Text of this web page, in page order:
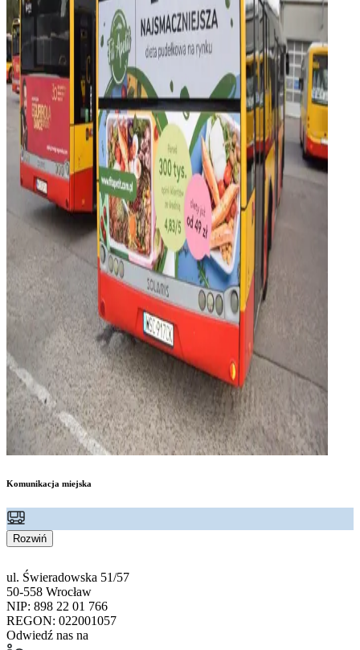
Komunikacja miejska
Rozwiń
ul. Świeradowska 51/57
50-558 Wrocław
NIP: 898 22 01 766
REGON: 022001057
Odwiedź nas na